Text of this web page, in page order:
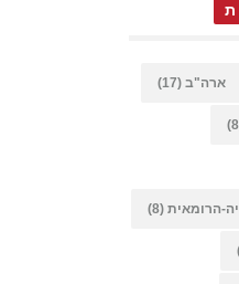
ארה"ב (17)
הרומאית (8)